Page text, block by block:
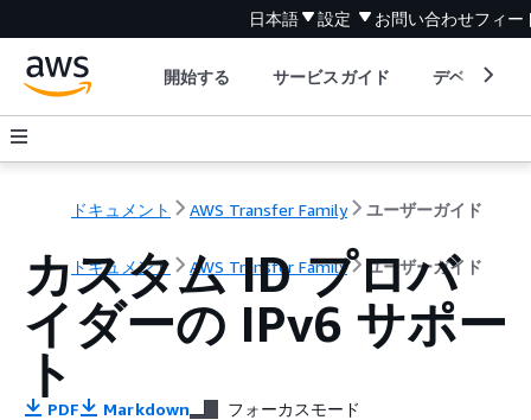
日本語 設定 お問い合わせフィー
開始する サービスガイド デベロッパ
ドキュメント AWS Transfer Family ユーザーガイド
ドキュメント AWS Transfer Family ユーザーガイド
カスタム ID プロバ
イダーの IPv6 サポー
ト
PDF Markdown フォーカスモード